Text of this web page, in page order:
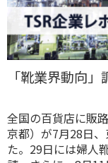
「靴業界動向」
全国の百貨店に販
京都）が7月28日
た。29日には婦人